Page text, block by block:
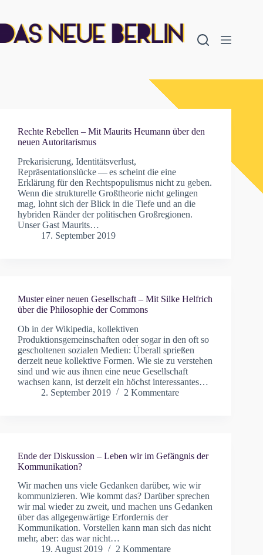
springen
Rechte Rebellen – Mit Maurits Heumann über den
neuen Autoritarismus
Prekarisierung, Identitätsverlust,
Repräsentationslücke — es scheint die eine
Erklärung für den Rechtspopulismus nicht zu geben.
Wenn die strukturelle Großtheorie nicht gelingen
mag, lohnt sich der Blick in die Tiefe und an die
hybriden Ränder der politischen Großregionen.
Unser Gast Maurits…
17. September 2019
Muster einer neuen Gesellschaft – Mit Silke Helfrich
über die Philosophie der Commons
Ob in der Wikipedia, kollektiven
Produktionsgemeinschaften oder sogar in den oft so
gescholtenen sozialen Medien: Überall sprießen
derzeit neue kollektive Formen. Wie sie zu verstehen
sind und wie aus ihnen eine neue Gesellschaft
wachsen kann, ist derzeit ein höchst interessantes…
2. September 2019
2 Kommentare
Ende der Diskussion – Leben wir im Gefängnis der
Kommunikation?
Wir machen uns viele Gedanken darüber, wie wir
kommunizieren. Wie kommt das? Darüber sprechen
wir mal wieder zu zweit, und machen uns Gedanken
über das allgegenwärtige Erfordernis der
Kommunikation. Vorstellen kann man sich das nicht
mehr, aber: das war nicht…
19. August 2019
2 Kommentare